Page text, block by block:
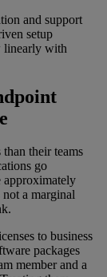
and support
setup
linearly with
their teams
go
approximately
not a marginal
to business
packages
member and a